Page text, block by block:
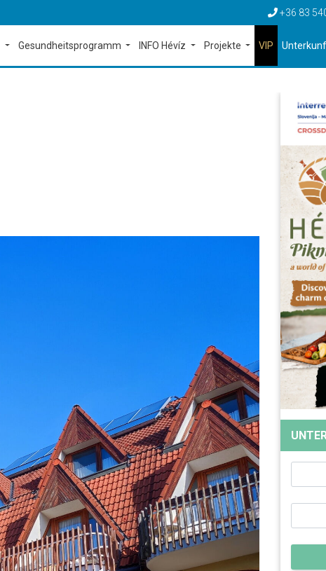
+36 83
Gesundheitsprogramm INFO Hévíz Projekte VIP